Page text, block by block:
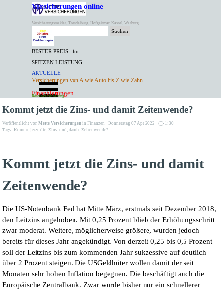
Direkt zum Seiteninhalt
Versicherungen online
Versicherungsmakler, Trendelburg, Hofgeismar, Kassel, Warburg
BESTER PREIS für
SPITZEN LEISTUNG
AKTUELLE
ANGEBOTE
Versicherungen von A wie Auto bis Z wie Zahn
Kontakt Tel. 05671/7799991
Mette Versicherungen
Suchen
Versicherungen
Finanzierungen
Rentenversicherung
Menü überspringen
Kommt jetzt die Zins- und damit Zeitenwende?
Veröffentlicht von Mette Versicherungen in Finanzen · Donnerstag 07 Apr 2022 ·
1:30
Tags: Kommt, jetzt, die, Zins, und , damit, Zeitenwende?
Kommt jetzt die Zins- und damit
Zeitenwende?
Die US-Notenbank Fed hat Mitte März, erstmals seit Dezember 2018,
den Leitzins angehoben. Mit 0,25 Prozent blieb der Erhöhungsschritt
zwar moderat. Weitere, möglicherweise größere, wurden jedoch
bereits für dieses Jahr angekündigt. Von derzeit 0,25 bis 0,5 Prozent
soll der Leitzins bis zum kommenden Jahr sukzessive auf deutlich
über 2 Prozent steigen. Die USGeldhüter wollen damit der seit
Monaten sehr hohen Inflation begegnen. Die beschäftigt auch die
Europäische Zentralbank. Zwar wurde bisher nur ein schnellerer